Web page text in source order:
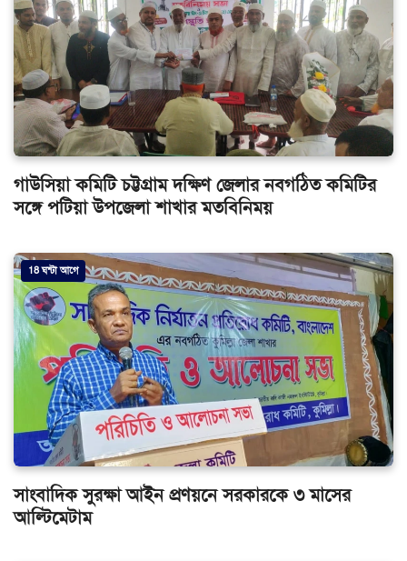
গাউসিয়া কমিটি চট্টগ্রাম দক্ষিণ জেলার নবগঠিত কমিটির
সঙ্গে পটিয়া উপজেলা শাখার মতবিনিময়
18 ঘন্টা আগে
সাংবাদিক সুরক্ষা আইন প্রণয়নে সরকারকে ৩ মাসের
আল্টিমেটাম